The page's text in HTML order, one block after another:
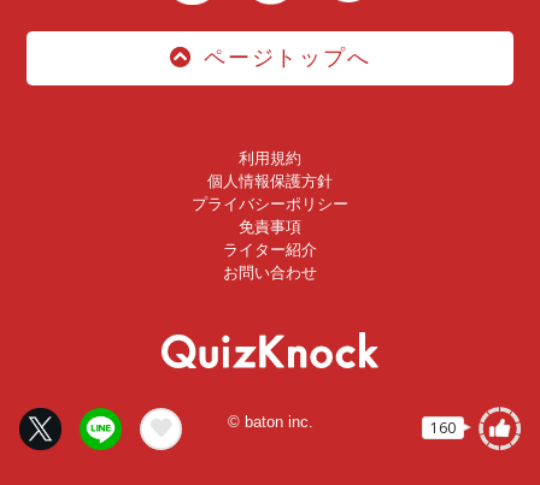
160
ページトップへ
利用規約
個人情報保護方針
プライバシーポリシー
免責事項
ライター紹介
お問い合わせ
© baton inc.